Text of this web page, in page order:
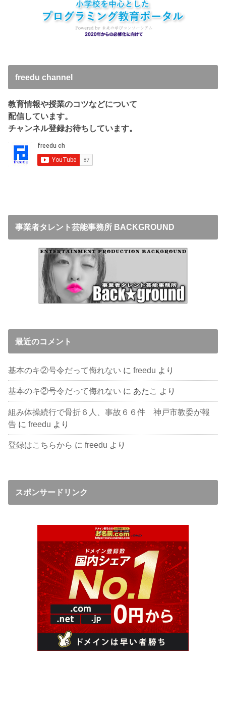
freedu channel
教育情報や授業のコツなどについて
配信しています。
チャンネル登録お待ちしています。
事業者タレント芸能事務所 BACKGROUND
最近のコメント
基本のキ②号令だって侮れない にfreedu より
基本のキ②号令だって侮れない に あたこ より
組み体操続行で骨折６人、事故６６件 神戸市教委が報
告 にfreedu より
登録はこちらから にfreedu より
スポンサードリンク